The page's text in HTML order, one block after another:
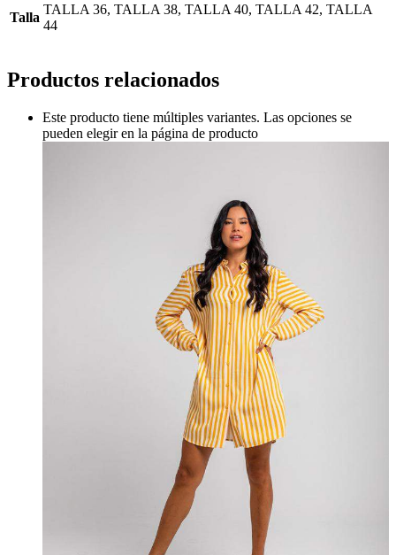
Talla
TALLA 36, TALLA 38, TALLA 40, TALLA 42, TALLA
44
Productos relacionados
Este producto tiene múltiples variantes. Las opciones se
pueden elegir en la página de producto